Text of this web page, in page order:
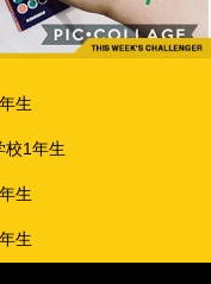
生
1年生
生
生